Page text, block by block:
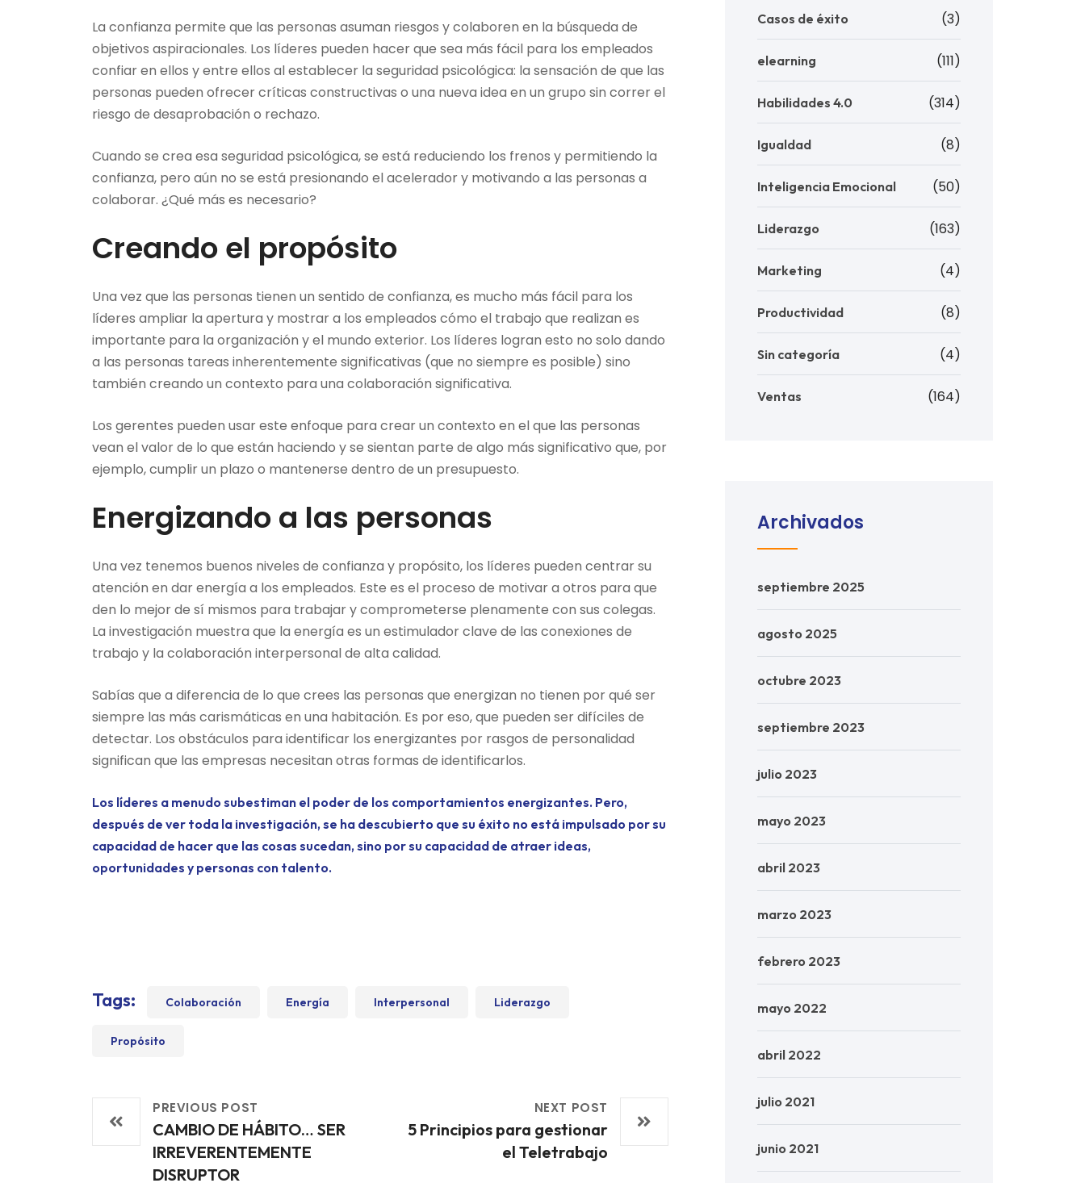
La confianza permite que las personas asuman riesgos y colaboren en la búsqueda de
objetivos aspiracionales. Los líderes pueden hacer que sea más fácil para los empleados
confiar en ellos y entre ellos al establecer la seguridad psicológica: la sensación de que las
personas pueden ofrecer críticas constructivas o una nueva idea en un grupo sin correr el
riesgo de desaprobación o rechazo.
Cuando se crea esa seguridad psicológica, se está reduciendo los frenos y permitiendo la
confianza, pero aún no se está presionando el acelerador y motivando a las personas a
colaborar. ¿Qué más es necesario?
Creando el propósito
Una vez que las personas tienen un sentido de confianza, es mucho más fácil para los
líderes ampliar la apertura y mostrar a los empleados cómo el trabajo que realizan es
importante para la organización y el mundo exterior. Los líderes logran esto no solo dando
a las personas tareas inherentemente significativas (que no siempre es posible) sino
también creando un contexto para una colaboración significativa.
Los gerentes pueden usar este enfoque para crear un contexto en el que las personas
vean el valor de lo que están haciendo y se sientan parte de algo más significativo que, por
ejemplo, cumplir un plazo o mantenerse dentro de un presupuesto.
Energizando a las personas
Una vez tenemos buenos niveles de confianza y propósito, los líderes pueden centrar su
atención en dar energía a los empleados. Este es el proceso de motivar a otros para que
den lo mejor de sí mismos para trabajar y comprometerse plenamente con sus colegas.
La investigación muestra que la energía es un estimulador clave de las conexiones de
trabajo y la colaboración interpersonal de alta calidad.
Sabías que a diferencia de lo que crees las personas que energizan no tienen por qué ser
siempre las más carismáticas en una habitación. Es por eso, que pueden ser difíciles de
detectar. Los obstáculos para identificar los energizantes por rasgos de personalidad
significan que las empresas necesitan otras formas de identificarlos.
Los líderes a menudo subestiman el poder de los comportamientos energizantes. Pero,
después de ver toda la investigación, se ha descubierto que su éxito no está impulsado por su
capacidad de hacer que las cosas sucedan, sino por su capacidad de atraer ideas,
oportunidades y personas con talento.
Tags: Colaboración Energía Interpersonal Liderazgo
Propósito
PREVIOUS POST
CAMBIO DE HÁBITO… SER
IRREVERENTEMENTE
DISRUPTOR
NEXT POST
5 Principios para gestionar
el Teletrabajo
Casos de éxito (3)
elearning (111)
Habilidades 4.0 (314)
Igualdad (8)
Inteligencia Emocional (50)
Liderazgo (163)
Marketing (4)
Productividad (8)
Sin categoría (4)
Ventas (164)
Archivados
septiembre 2025
agosto 2025
octubre 2023
septiembre 2023
julio 2023
mayo 2023
abril 2023
marzo 2023
febrero 2023
mayo 2022
abril 2022
julio 2021
junio 2021